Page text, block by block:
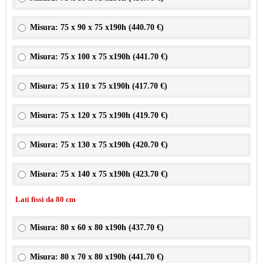
Misura: 75 x 90 x 75 x190h (440.70 €)
Misura: 75 x 100 x 75 x190h (441.70 €)
Misura: 75 x 110 x 75 x190h (417.70 €)
Misura: 75 x 120 x 75 x190h (419.70 €)
Misura: 75 x 130 x 75 x190h (420.70 €)
Misura: 75 x 140 x 75 x190h (423.70 €)
Lati fissi da 80 cm
Misura: 80 x 60 x 80 x190h (437.70 €)
Misura: 80 x 70 x 80 x190h (441.70 €)